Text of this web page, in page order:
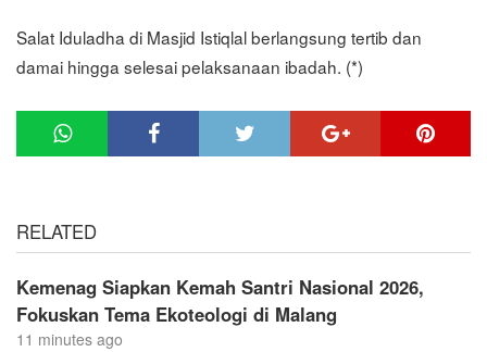
Salat Iduladha di Masjid Istiqlal berlangsung tertib dan
damai hingga selesai pelaksanaan ibadah. (*)
RELATED
Kemenag Siapkan Kemah Santri Nasional 2026,
Fokuskan Tema Ekoteologi di Malang
11 minutes ago